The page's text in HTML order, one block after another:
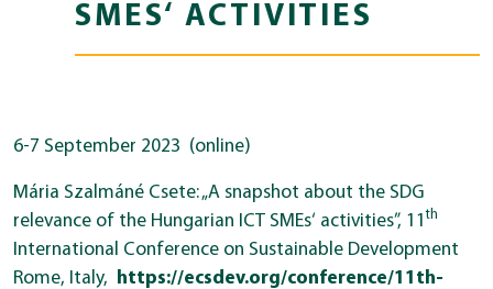
SMES‘ ACTIVITIES
6-7 September 2023 (online)
Mária Szalmáné Csete: „A snapshot about the SDG
relevance of the Hungarian ICT SMEs‘ activities”, 11 th
International Conference on Sustainable Development
Rome, Italy,
https://ecsdev.org/conference/11th-